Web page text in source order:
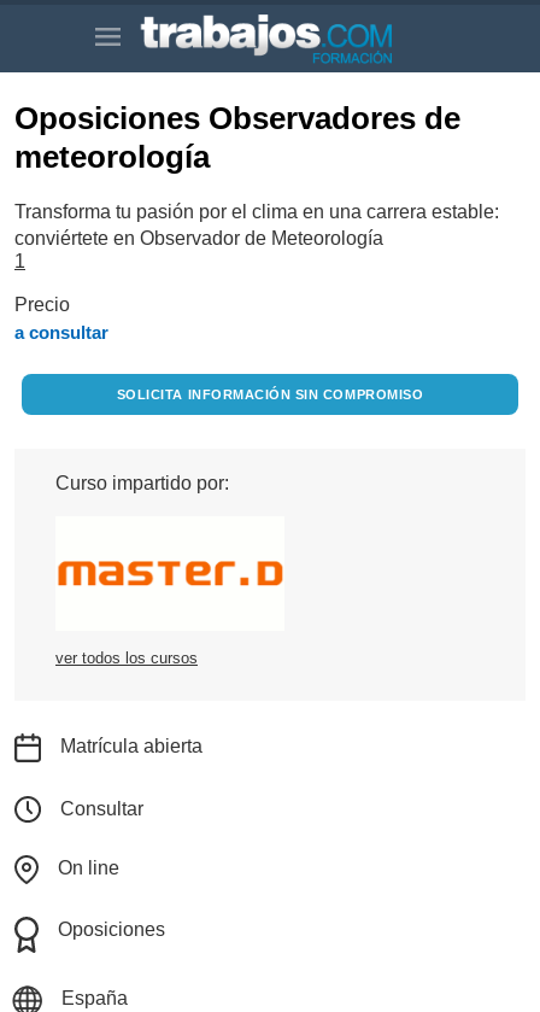
Oposiciones Observadores de
meteorología
Transforma tu pasión por el clima en una carrera estable:
conviértete en Observador de Meteorología
1
Precio
a consultar
SOLICITA INFORMACIÓN SIN COMPROMISO
Curso impartido por:
ver todos los cursos
Matrícula abierta
Consultar
On line
Oposiciones
España